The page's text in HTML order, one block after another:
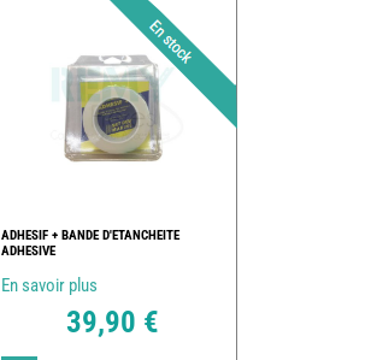
ADHESIF + BANDE D'ETANCHEITE
ADHESIVE
En savoir plus
39,90 €